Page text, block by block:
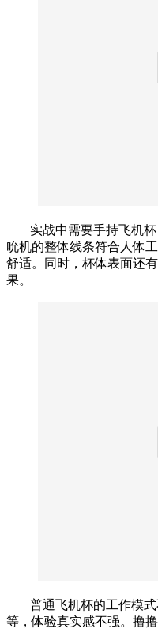
实战中需要手持飞机
吮机的整体线条符合人体
舒适。同时，杯体表面还
果。
普通飞机杯的工作模
等，体验真实感不强。撸